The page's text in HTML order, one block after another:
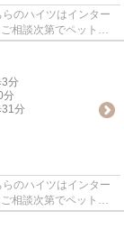
のハイツはインター
相談次第でペットを
3分
分
31分
のハイツはインター
相談次第でペットを